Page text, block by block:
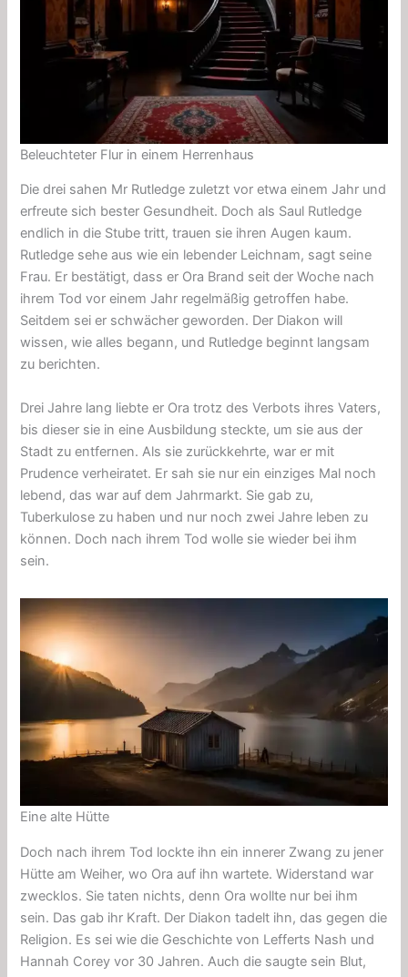
Beleuchteter Flur in einem Herrenhaus
Die drei sahen Mr Rutledge zuletzt vor etwa einem Jahr und
erfreute sich bester Gesundheit. Doch als Saul Rutledge
endlich in die Stube tritt, trauen sie ihren Augen kaum.
Rutledge sehe aus wie ein lebender Leichnam, sagt seine
Frau. Er bestätigt, dass er Ora Brand seit der Woche nach
ihrem Tod vor einem Jahr regelmäßig getroffen habe.
Seitdem sei er schwächer geworden. Der Diakon will
wissen, wie alles begann, und Rutledge beginnt langsam
zu berichten.
Drei Jahre lang liebte er Ora trotz des Verbots ihres Vaters,
bis dieser sie in eine Ausbildung steckte, um sie aus der
Stadt zu entfernen. Als sie zurückkehrte, war er mit
Prudence verheiratet. Er sah sie nur ein einziges Mal noch
lebend, das war auf dem Jahrmarkt. Sie gab zu,
Tuberkulose zu haben und nur noch zwei Jahre leben zu
können. Doch nach ihrem Tod wolle sie wieder bei ihm
sein.
Eine alte Hütte
Doch nach ihrem Tod lockte ihn ein innerer Zwang zu jener
Hütte am Weiher, wo Ora auf ihn wartete. Widerstand war
zwecklos. Sie taten nichts, denn Ora wollte nur bei ihm
sein. Das gab ihr Kraft. Der Diakon tadelt ihn, das gegen die
Religion. Es sei wie die Geschichte von Lefferts Nash und
Hannah Corey vor 30 Jahren. Auch die saugte sein Blut,